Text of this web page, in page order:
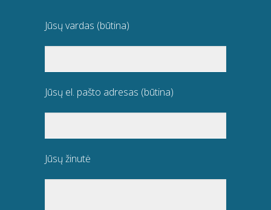
Jūsų vardas (būtina)
Jūsų el. pašto adresas (būtina)
Jūsų žinutė